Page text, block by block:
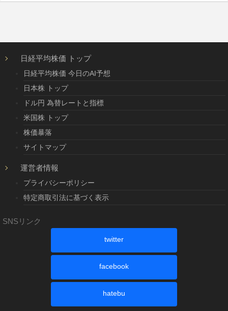
日経平均株価 トップ
日経平均株価 今日のAI予想
日本株 トップ
ドル円 為替レートと指標
米国株 トップ
株価暴落
サイトマップ
運営者情報
プライバシーポリシー
特定商取引法に基づく表示
SNSリンク
twitter
facebook
hatebu